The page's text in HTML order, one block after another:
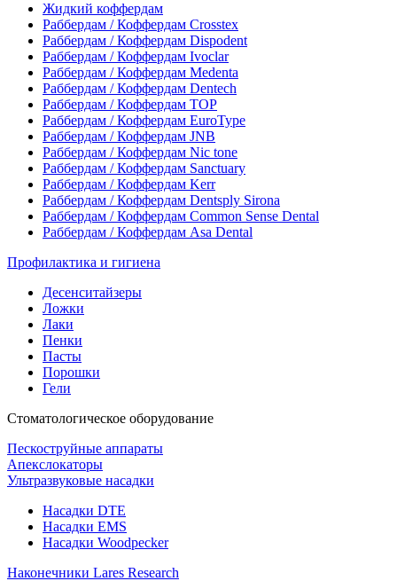
Жидкий коффердам
Раббердам / Коффердам Crosstex
Раббердам / Коффердам Dispodent
Раббердам / Коффердам Ivoclar
Раббердам / Коффердам Medenta
Раббердам / Коффердам Dentech
Раббердам / Коффердам ТОР
Раббердам / Коффердам EuroType
Раббердам / Коффердам JNB
Раббердам / Коффердам Nic tone
Раббердам / Коффердам Sanctuary
Раббердам / Коффердам Kerr
Раббердам / Коффердам Dentsply Sirona
Раббердам / Коффердам Common Sense Dental
Раббердам / Коффердам Asa Dental
Профилактика и гигиена
Десенситайзеры
Ложки
Лаки
Пенки
Пасты
Порошки
Гели
Стоматологическое оборудование
Пескоструйные аппараты
Апекслокаторы
Ультразвуковые насадки
Насадки DTE
Насадки EMS
Насадки Woodpecker
Наконечники Lares Research